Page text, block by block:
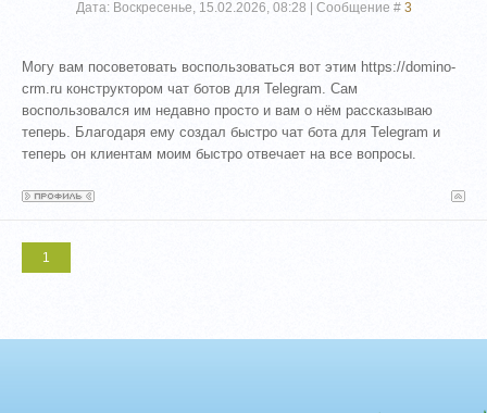
Дата: Воскресенье, 15.02.2026, 08:28 | Сообщение # 3
Могу вам посоветовать воспользоваться вот этим https://domino-
crm.ru конструктором чат ботов для Telegram. Сам
воспользовался им недавно просто и вам о нём рассказываю
теперь. Благодаря ему создал быстро чат бота для Telegram и
теперь он клиентам моим быстро отвечает на все вопросы.
1